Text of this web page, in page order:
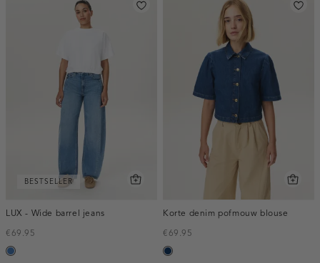
BESTSELLER
LUX - Wide barrel jeans
€69.95
blauw,
Korte denim pofmouw blouse
€69.95
blauw,